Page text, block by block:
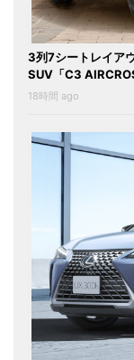
3列7シートレイア
SUV「C3
18時間 ago